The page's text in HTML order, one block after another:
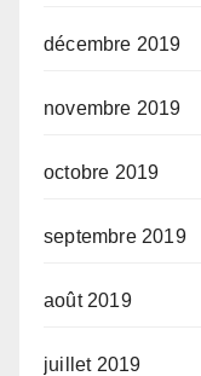
décembre 2019
novembre 2019
octobre 2019
septembre 2019
août 2019
juillet 2019